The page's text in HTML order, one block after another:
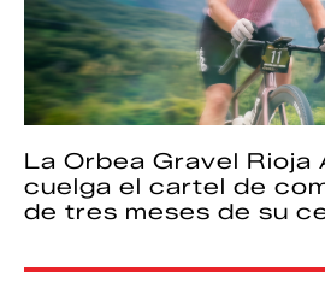
La Orbea Gravel Rioja
cuelga el cartel de
de tres meses de su